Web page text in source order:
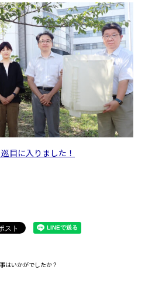
めています！
目に入りました！